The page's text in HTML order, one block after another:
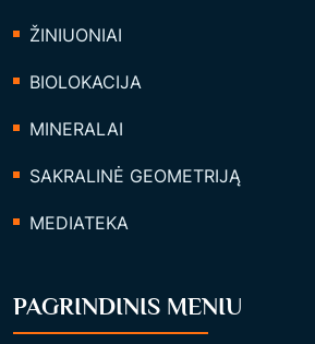
ŽINIUONIAI
BIOLOKACIJA
MINERALAI
SAKRALINĖ GEOMETRIJĄ
MEDIATEKA
PAGRINDINIS MENIU